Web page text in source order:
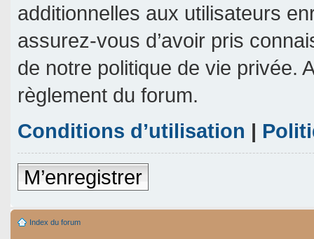
additionnelles aux utilisateurs
assurez-vous d’avoir pris
de notre politique de vie privée.
règlement du forum.
Conditions d’utilisation |
M’enregistrer
Index du forum